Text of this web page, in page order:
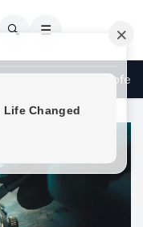
🔍 ☰
të ekzagjeruara, oferta